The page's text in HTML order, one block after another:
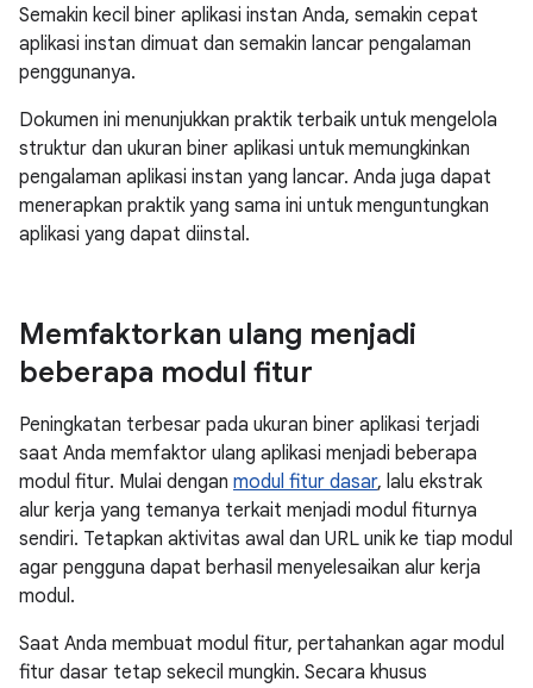
Semakin kecil biner aplikasi instan Anda, semakin cepat
aplikasi instan dimuat dan semakin lancar pengalaman
penggunanya.
Dokumen ini menunjukkan praktik terbaik untuk mengelola
struktur dan ukuran biner aplikasi untuk memungkinkan
pengalaman aplikasi instan yang lancar. Anda juga dapat
menerapkan praktik yang sama ini untuk menguntungkan
aplikasi yang dapat diinstal.
Memfaktorkan ulang menjadi
beberapa modul fitur
Peningkatan terbesar pada ukuran biner aplikasi terjadi
saat Anda memfaktor ulang aplikasi menjadi beberapa
modul fitur. Mulai dengan modul fitur dasar, lalu ekstrak
alur kerja yang temanya terkait menjadi modul fiturnya
sendiri. Tetapkan aktivitas awal dan URL unik ke tiap modul
agar pengguna dapat berhasil menyelesaikan alur kerja
modul.
Saat Anda membuat modul fitur, pertahankan agar modul
fitur dasar tetap sekecil mungkin. Secara khusus